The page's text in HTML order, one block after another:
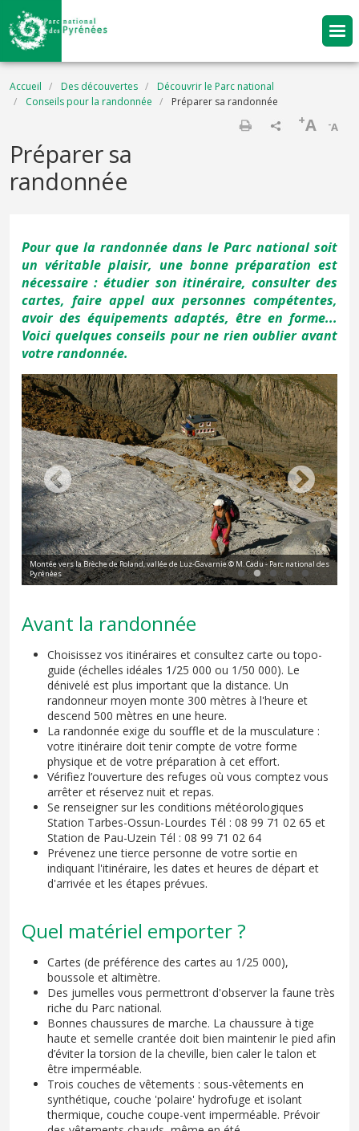
Aller au contenu principal
Fil d'Ariane
Accueil Des découvertes
Découvrir le Parc national
Conseils pour la randonnée
Préparer sa randonnée
-A
+A
Préparer sa
randonnée
Pour que la randonnée dans le Parc national soit
un véritable plaisir, une bonne préparation est
nécessaire : étudier son itinéraire, consulter des
cartes, faire appel aux personnes compétentes,
avoir des équipements adaptés, être en forme...
Voici quelques conseils pour ne rien oublier avant
votre randonnée.
Montée vers la Brèche de Roland, vallée de Luz-Gavarnie © M. Cadu - Parc national des
Pyrénées
Avant la randonnée
Choisissez vos itinéraires et consultez carte ou topo-
guide (échelles idéales 1/25 000 ou 1/50 000). Le
dénivelé est plus important que la distance. Un
randonneur moyen monte 300 mètres à l'heure et
descend 500 mètres en une heure.
La randonnée exige du souffle et de la musculature :
votre itinéraire doit tenir compte de votre forme
physique et de votre préparation à cet effort.
Vérifiez l’ouverture des refuges où vous comptez vous
arrêter et réservez nuit et repas.
Se renseigner sur les conditions météorologiques
Station Tarbes-Ossun-Lourdes Tél : 08 99 71 02 65 et
Station de Pau-Uzein Tél : 08 99 71 02 64
Prévenez une tierce personne de votre sortie en
indiquant l'itinéraire, les dates et heures de départ et
d'arrivée et les étapes prévues.
Quel matériel emporter ?
Cartes (de préférence des cartes au 1/25 000),
boussole et altimètre.
Des jumelles vous permettront d'observer la faune très
riche du Parc national.
Bonnes chaussures de marche. La chaussure à tige
haute et semelle crantée doit bien maintenir le pied afin
d’éviter la torsion de la cheville, bien caler le talon et
être imperméable.
Trois couches de vêtements : sous-vêtements en
synthétique, couche 'polaire' hydrofuge et isolant
thermique, couche coupe-vent imperméable. Prévoir